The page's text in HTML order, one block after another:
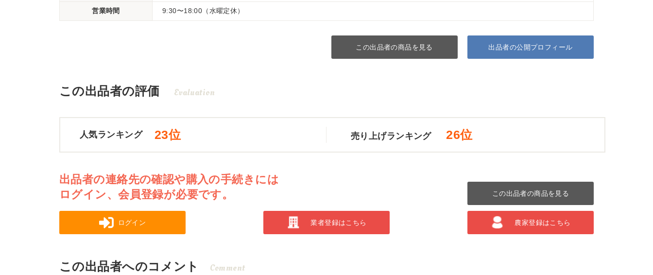
営業時間 9:30〜18:00（水曜定休）
この出品者の商品を見る 出品者の公開プロフィール
この出品者の評価 Evaluation
人気ランキング 23位 売り上げランキング 26位
出品者の連絡先の確認や購入の手続きには
ログイン、会員登録が必要です。
この出品者の商品を見る
ログイン 業者登録はこちら 農家登録はこちら
この出品者へのコメント Comment